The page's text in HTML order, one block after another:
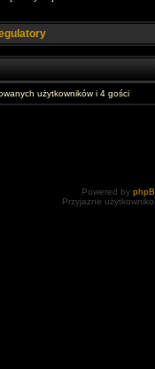
użytkowników i 4 gości
Powered by
Przyjazne